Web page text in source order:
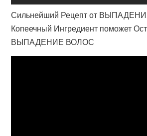
Сильнейший Рецепт от
Копеечный Ингредиент поможет
ВЫПАДЕНИЕ ВОЛОС